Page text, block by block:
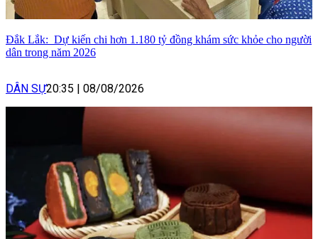
Đắk Lắk: Dự kiến chi hơn 1.180 tỷ đồng khám sức khỏe cho người
dân trong năm 2026
DÂN SỰ20:35 08/08/2026